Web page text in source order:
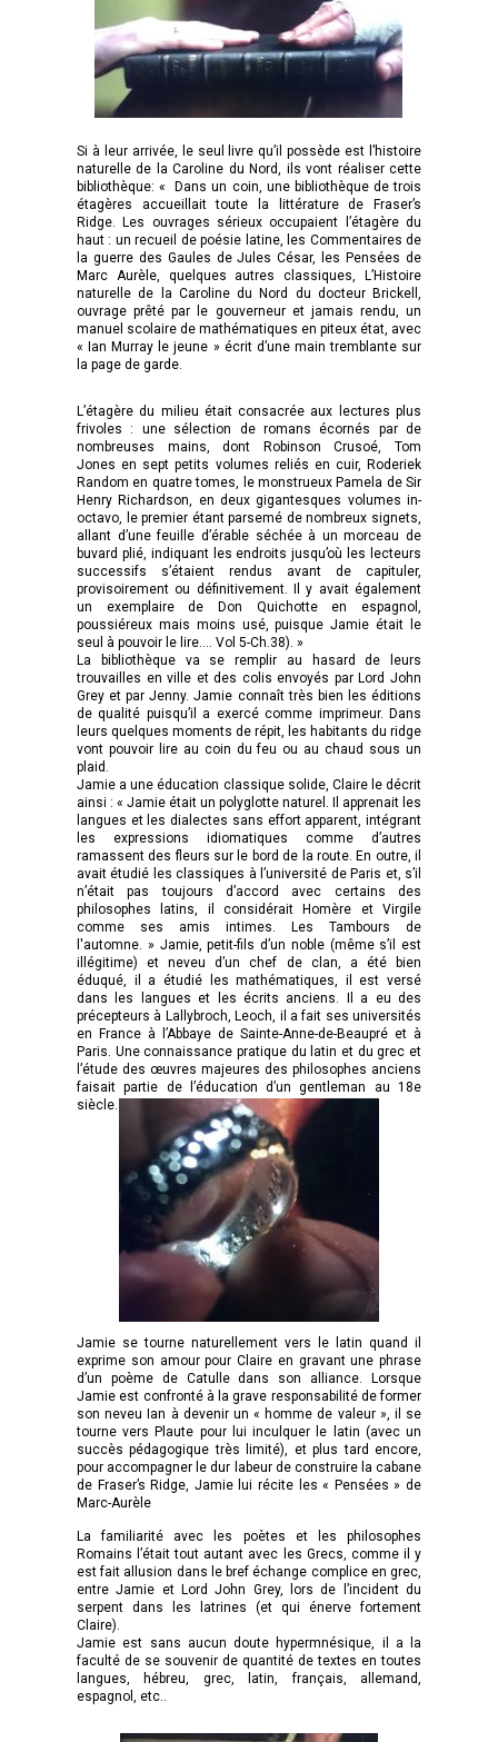
Si à leur arrivée, le seul livre qu’il possède est l’histoire
naturelle de la Caroline du Nord, ils vont réaliser cette
bibliothèque: « Dans un coin, une bibliothèque de trois
étagères accueillait toute la littérature de Fraser’s
Ridge. Les ouvrages sérieux occupaient l’étagère du
haut : un recueil de poésie latine, les Commentaires de
la guerre des Gaules de Jules César, les Pensées de
Marc Aurèle, quelques autres classiques, L’Histoire
naturelle de la Caroline du Nord du docteur Brickell,
ouvrage prêté par le gouverneur et jamais rendu, un
manuel scolaire de mathématiques en piteux état, avec
« Ian Murray le jeune » écrit d’une main tremblante sur
la page de garde.
L’étagère du milieu était consacrée aux lectures plus
frivoles : une sélection de romans écornés par de
nombreuses mains, dont Robinson Crusoé, Tom
Jones en sept petits volumes reliés en cuir, Roderiek
Random en quatre tomes, le monstrueux Pamela de Sir
Henry Richardson, en deux gigantesques volumes in-
octavo, le premier étant parsemé de nombreux signets,
allant d’une feuille d’érable séchée à un morceau de
buvard plié, indiquant les endroits jusqu’où les lecteurs
successifs s’étaient rendus avant de capituler,
provisoirement ou définitivement. Il y avait également
un exemplaire de Don Quichotte en espagnol,
poussiéreux mais moins usé, puisque Jamie était le
seul à pouvoir le lire…. Vol 5-Ch.38). »
La bibliothèque va se remplir au hasard de leurs
trouvailles en ville et des colis envoyés par Lord John
Grey et par Jenny. Jamie connaît très bien les éditions
de qualité puisqu’il a exercé comme imprimeur. Dans
leurs quelques moments de répit, les habitants du ridge
vont pouvoir lire au coin du feu ou au chaud sous un
plaid.
Jamie a une éducation classique solide, Claire le décrit
ainsi : « Jamie était un polyglotte naturel. Il apprenait les
langues et les dialectes sans effort apparent, intégrant
les expressions idiomatiques comme d’autres
ramassent des fleurs sur le bord de la route. En outre, il
avait étudié les classiques à l’université de Paris et, s’il
n’était pas toujours d’accord avec certains des
philosophes latins, il considérait Homère et Virgile
comme ses amis intimes. Les Tambours de
l'automne. » Jamie, petit-fils d’un noble (même s’il est
illégitime) et neveu d’un chef de clan, a été bien
éduqué, il a étudié les mathématiques, il est versé
dans les langues et les écrits anciens. Il a eu des
précepteurs à Lallybroch, Leoch, il a fait ses universités
en France à l’Abbaye de Sainte-Anne-de-Beaupré et à
Paris. Une connaissance pratique du latin et du grec et
l’étude des œuvres majeures des philosophes anciens
faisait partie de l’éducation d’un gentleman au 18e
siècle.
Jamie se tourne naturellement vers le latin quand il
exprime son amour pour Claire en gravant une phrase
d’un poème de Catulle dans son alliance. Lorsque
Jamie est confronté à la grave responsabilité de former
son neveu Ian à devenir un « homme de valeur », il se
tourne vers Plaute pour lui inculquer le latin (avec un
succès pédagogique très limité), et plus tard encore,
pour accompagner le dur labeur de construire la cabane
de Fraser’s Ridge, Jamie lui récite les « Pensées » de
Marc-Aurèle
La familiarité avec les poètes et les philosophes
Romains l’était tout autant avec les Grecs, comme il y
est fait allusion dans le bref échange complice en grec,
entre Jamie et Lord John Grey, lors de l’incident du
serpent dans les latrines (et qui énerve fortement
Claire).
Jamie est sans aucun doute hypermnésique, il a la
faculté de se souvenir de quantité de textes en toutes
langues, hébreu, grec, latin, français, allemand,
espagnol, etc..